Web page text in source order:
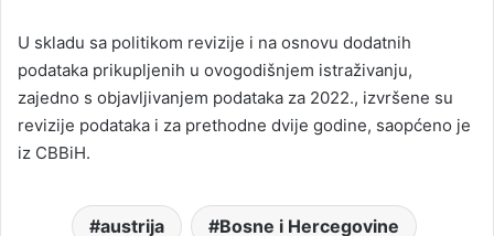
U skladu sa politikom revizije i na osnovu dodatnih
podataka prikupljenih u ovogodišnjem istraživanju,
zajedno s objavljivanjem podataka za 2022., izvršene su
revizije podataka i za prethodne dvije godine, saopćeno je
iz CBBiH.
austrija Bosne i Hercegovine